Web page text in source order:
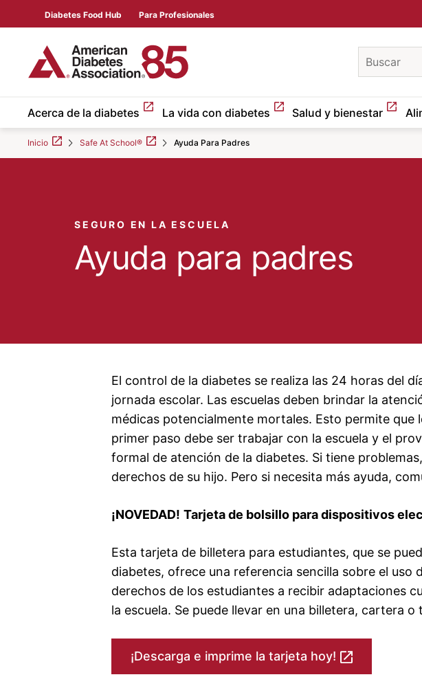
Diabetes Food Hub Para Profesionales
keywords
Acerca de la diabetes La vida con diabetes Salud y bienestar
Inicio Safe At School® Ayuda Para Padres
content
SEGURO EN LA ESCUELA
Ayuda para padres
El control de la diabetes se realiza las 24 horas del
jornada escolar. Las escuelas deben brindar la
médicas potencialmente mortales. Esto permite
primer paso debe ser trabajar con la escuela y el
formal de atención de la diabetes. Si tiene
derechos de su hijo. Pero si necesita más ayuda,
¡NOVEDAD! Tarjeta de bolsillo para dispositivos
Esta tarjeta de billetera para estudiantes, que se
diabetes, ofrece una referencia sencilla sobre el
derechos de los estudiantes a recibir adaptaciones
la escuela. Se puede llevar en una billetera, cartera
¡Descarga e imprime la tarjeta hoy!